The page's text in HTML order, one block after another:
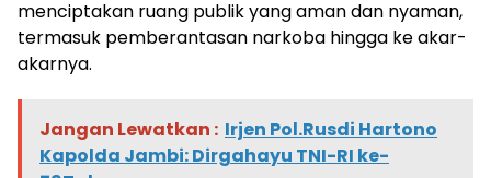
menciptakan ruang publik yang aman dan nyaman,
termasuk pemberantasan narkoba hingga ke akar-
akarnya.
Jangan Lewatkan : Irjen Pol.Rusdi Hartono
Kapolda Jambi: Dirgahayu TNI-RI ke-